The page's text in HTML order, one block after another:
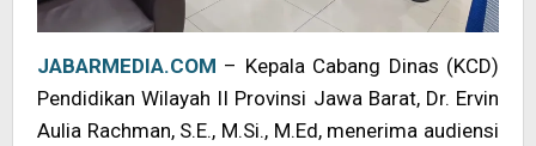
JABARMEDIA.COM – Kepala Cabang Dinas (KCD)
Pendidikan Wilayah II Provinsi Jawa Barat, Dr. Ervin
Aulia Rachman, S.E., M.Si., M.Ed, menerima audiensi